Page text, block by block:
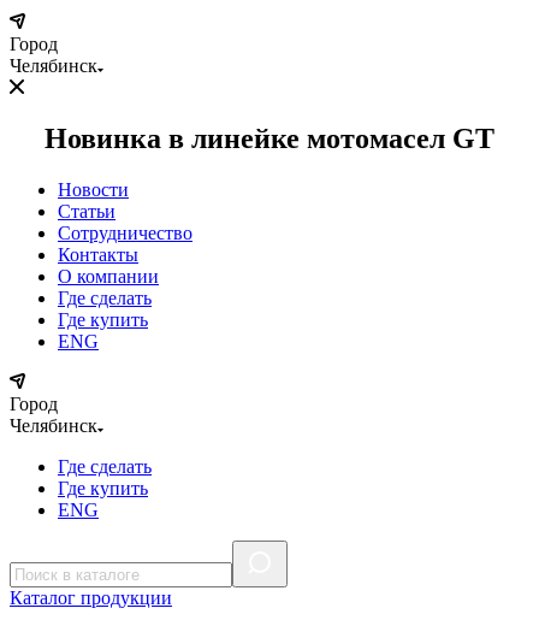
Город
Челябинск
Новинка в линейке мотомасел GT
Новости
Статьи
Сотрудничество
Контакты
О компании
Где сделать
Где купить
ENG
Город
Челябинск
Где сделать
Где купить
ENG
Каталог продукции